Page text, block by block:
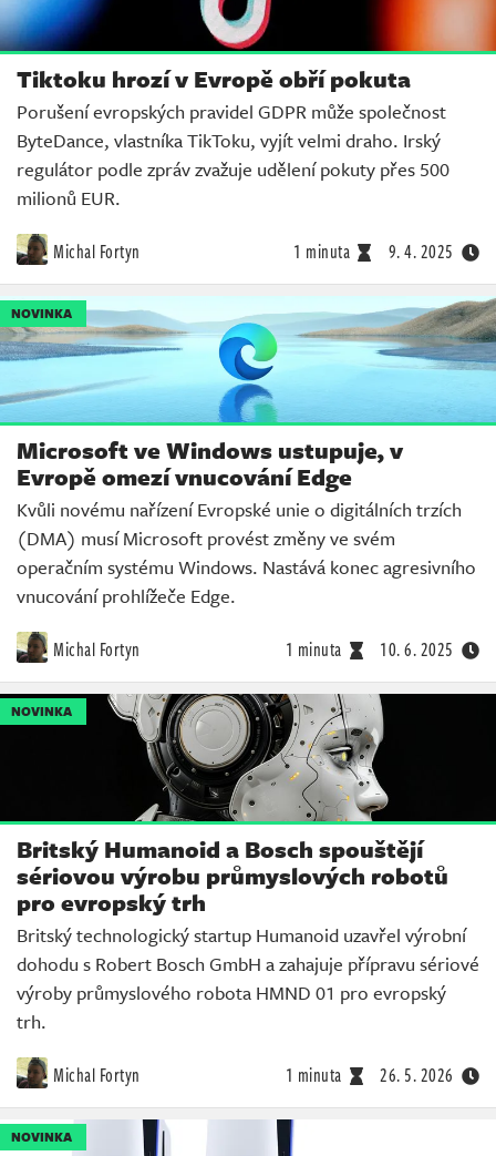
Tiktoku hrozí v Evropě obří pokuta
Porušení evropských pravidel GDPR může společnost
ByteDance, vlastníka TikToku, vyjít velmi draho. Irský
regulátor podle zpráv zvažuje udělení pokuty přes 500
milionů EUR.
Michal Fortyn 1 minuta 9. 4. 2025
NOVINKA
Microsoft ve Windows ustupuje, v
Evropě omezí vnucování Edge
Kvůli novému nařízení Evropské unie o digitálních trzích
(DMA) musí Microsoft provést změny ve svém
operačním systému Windows. Nastává konec agresivního
vnucování prohlížeče Edge.
Michal Fortyn 1 minuta 10. 6. 2025
NOVINKA
Britský Humanoid a Bosch spouštějí
sériovou výrobu průmyslových robotů
pro evropský trh
Britský technologický startup Humanoid uzavřel výrobní
dohodu s Robert Bosch GmbH a zahajuje přípravu sériové
výroby průmyslového robota HMND 01 pro evropský
trh.
Michal Fortyn 1 minuta 26. 5. 2026
NOVINKA